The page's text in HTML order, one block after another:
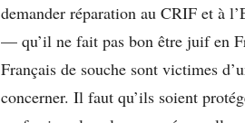
demander réparation au CRIF et à
— qu’il ne fait pas bon être juif en
Français de souche sont victimes
concerner. Il faut qu’ils soient